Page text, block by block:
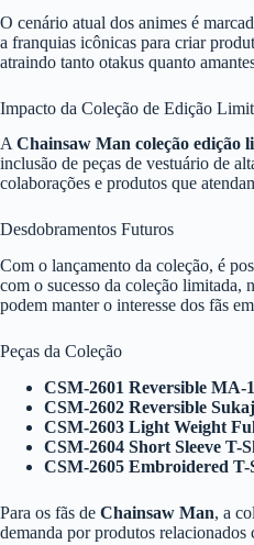
O cenário atual dos animes é
a franquias icônicas para criar
atraindo tanto otakus quanto
Impacto da Coleção de Edição
A Chainsaw Man coleção edição
inclusão de peças de vestuário de
colaborações e produtos que
Desdobramentos Futuros
Com o lançamento da coleção, é
com o sucesso da coleção limitada,
podem manter o interesse dos fãs
Peças da Coleção
CSM-2601 Reversible MA-
CSM-2602 Reversible
CSM-2603 Light Weight
CSM-2604 Short Sleeve T-
CSM-2605 Embroidered
Para os fãs de Chainsaw Man, a
demanda por produtos relacionados